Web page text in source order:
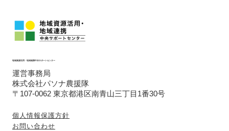
地域資源活用・地域連携中央サポートセンター
運営事務局
株式会社パソナ農援隊
〒107-0062 東京都港区南青山三丁目1番30号
個人情報保護方針
お問い合わせ